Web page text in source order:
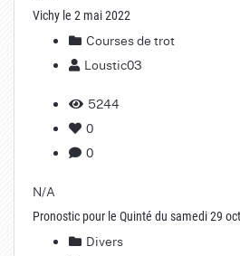
Vichy le 2 mai 2022
Courses de trot
Loustic03
5244
0
0
N/A
Pronostic pour le Quinté du samedi 29
Divers